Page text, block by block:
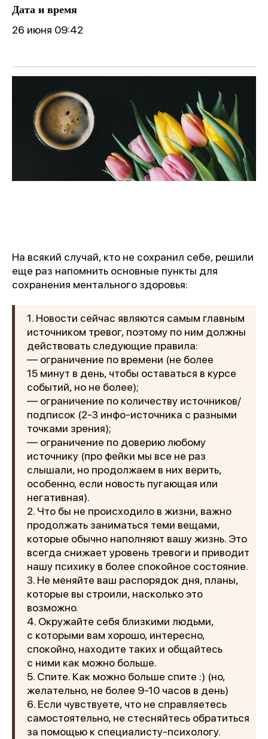
Дата и время
26 июня 09:42
На всякий случай, кто не сохранил себе, решили
еще раз напомнить основные пункты для
сохранения ментального здоровья:
1. Новости сейчас являются самым главным
источником тревог, поэтому по ним должны
действовать следующие правила:
— ограничение по времени (не более
15 минут в день, чтобы оставаться в курсе
событий, но не более);
— ограничение по количеству источников/
подписок (2-3 инфо-источника с разными
точками зрения);
— ограничение по доверию любому
источнику (про фейки мы все не раз
слышали, но продолжаем в них верить,
особенно, если новость пугающая или
негативная).
2. Что бы не происходило в жизни, важно
продолжать заниматься теми вещами,
которые обычно наполняют вашу жизнь. Это
всегда снижает уровень тревоги и приводит
нашу психику в более спокойное состояние.
3. Не меняйте ваш распорядок дня, планы,
которые вы строили, насколько это
возможно.
4. Окружайте себя близкими людьми,
с которыми вам хорошо, интересно,
спокойно, находите таких и общайтесь
с ними как можно больше.
5. Спите. Как можно больше спите :) (но,
желательно, не более 9-10 часов в день)
6. Если чувствуете, что не справляетесь
самостоятельно, не стесняйтесь обратиться
за помощью к специалисту-психологу.